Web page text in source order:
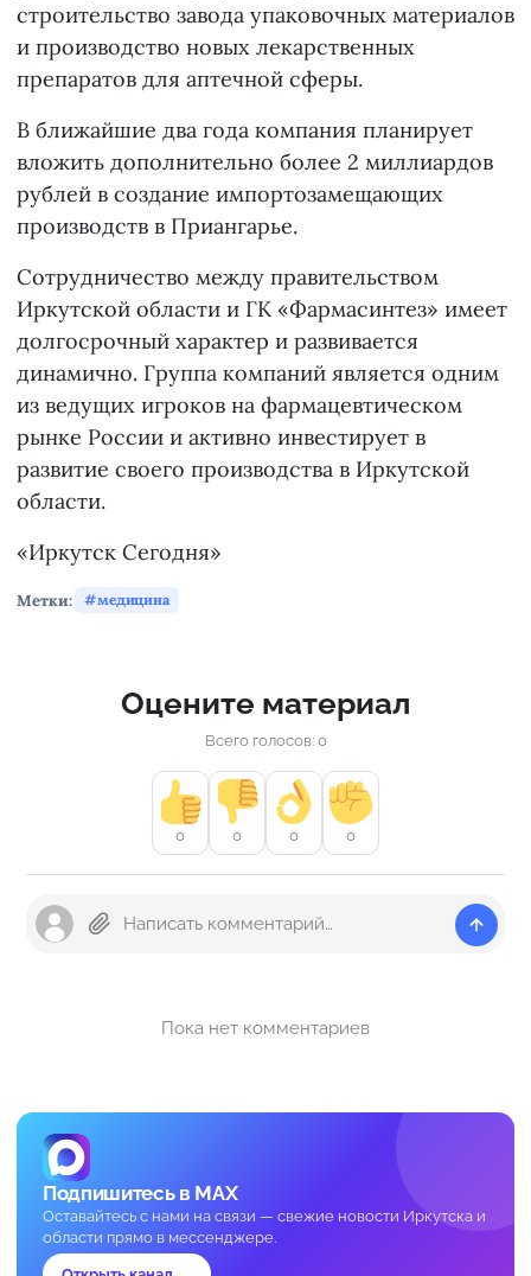
строительство завода упаковочных материалов
и производство новых лекарственных
препаратов для аптечной сферы.
В ближайшие два года компания планирует
вложить дополнительно более 2 миллиардов
рублей в создание импортозамещающих
производств в Приангарье.
Сотрудничество между правительством
Иркутской области и ГК «Фармасинтез» имеет
долгосрочный характер и развивается
динамично. Группа компаний является одним
из ведущих игроков на фармацевтическом
рынке России и активно инвестирует в
развитие своего производства в Иркутской
области.
«Иркутск Сегодня»
Метки: медицина
Оцените материал
Всего голосов: 0
0 0 0 0
Пока нет комментариев
Подпишитесь в MAX
Оставайтесь с нами на связи — свежие новости Иркутска и
области прямо в мессенджере.